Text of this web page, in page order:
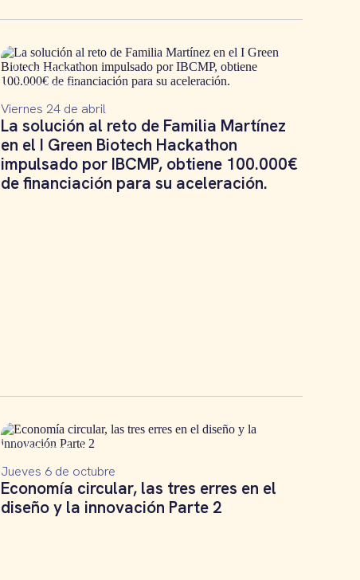
Noticias
La solución al reto de Familia Martínez
en el I Green Biotech Hackathon
impulsado por IBCMP, obtiene 100.000€
de financiación para su aceleración.
Viernes 24 de abril
Podcast
Economía circular, las tres erres en el
diseño y la innovación Parte 2
Jueves 6 de octubre